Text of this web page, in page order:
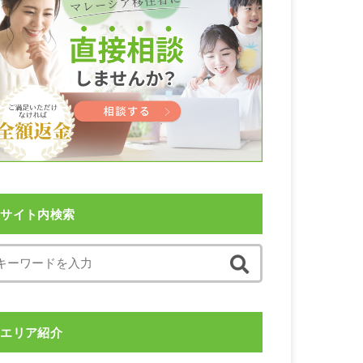
サイト内検索
エリア紹介